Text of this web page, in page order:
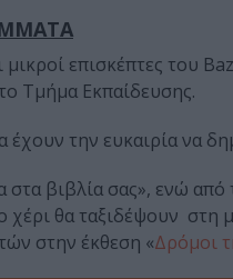
επισκέπτες του
Τμήμα Εκπαίδευσης.
έχουν την ευκαιρία να
στα βιβλία σας», ενώ
χέρι θα ταξιδέψουν
στην έκθεση «Δρόμοι